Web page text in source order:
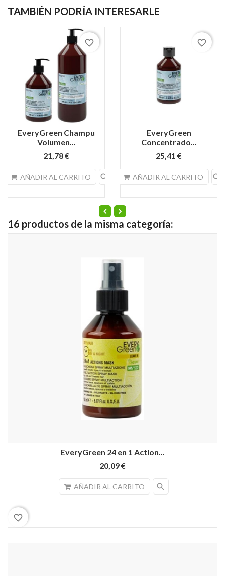
TAMBIÉN PODRÍA INTERESARLE
EveryGreen Champu
Volumen...
21,78 €
AÑADIR AL CARRITO search
favorite_border
EveryGreen
Concentrado...
25,41 €
AÑADIR AL CARRITO search
favorite_border
16 productos de la misma categoría:
EveryGreen 24 en 1 Action...
20,09 €
AÑADIR AL CARRITO search
favorite_border